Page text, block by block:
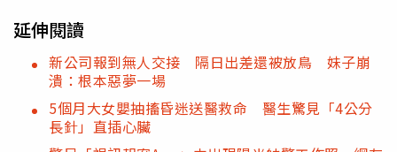
延伸閱讀
新公司報到無人交接 隔日出差還被放鳥 妹子崩
潰：根本惡夢一場
5個月大女嬰抽搐昏迷送醫救命 醫生驚見「4公分
長針」直插心臟